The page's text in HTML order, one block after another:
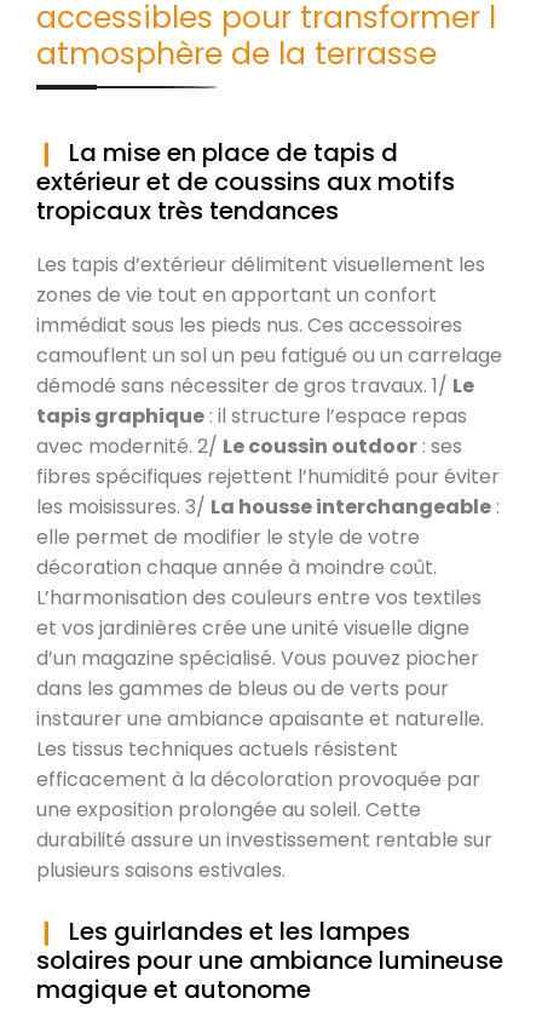
accessibles pour transformer l
atmosphère de la terrasse
La mise en place de tapis d
extérieur et de coussins aux motifs
tropicaux très tendances
Les tapis d’extérieur délimitent visuellement les
zones de vie tout en apportant un confort
immédiat sous les pieds nus. Ces accessoires
camouflent un sol un peu fatigué ou un carrelage
démodé sans nécessiter de gros travaux. 1/ Le
tapis graphique : il structure l’espace repas
avec modernité. 2/ Le coussin outdoor : ses
fibres spécifiques rejettent l’humidité pour éviter
les moisissures. 3/ La housse interchangeable :
elle permet de modifier le style de votre
décoration chaque année à moindre coût.
L’harmonisation des couleurs entre vos textiles
et vos jardinières crée une unité visuelle digne
d’un magazine spécialisé. Vous pouvez piocher
dans les gammes de bleus ou de verts pour
instaurer une ambiance apaisante et naturelle.
Les tissus techniques actuels résistent
efficacement à la décoloration provoquée par
une exposition prolongée au soleil. Cette
durabilité assure un investissement rentable sur
plusieurs saisons estivales.
Les guirlandes et les lampes
solaires pour une ambiance lumineuse
magique et autonome